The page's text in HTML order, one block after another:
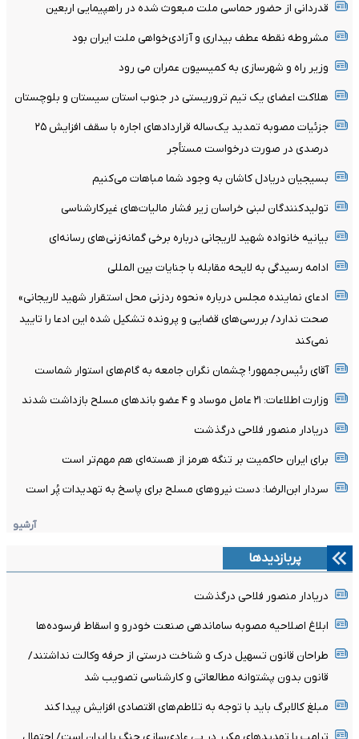
قدردانی از حضور حماسی ملت مبعوث شده در راهپیمایی اربعین
مشروطه نقطه عطف بیداری و آزادی‌خواهی ملت ایران بود
وزیر راه و شهرسازی به کمیسیون عمران می رود
هلاکت اعضای یک تیم تروریستی در جنوب استان سیستان و بلوچستان
جزئیات مصوبه تمدید یک‌ساله قرارداد‌های اجاره با سقف افزایش ۲۵
درصدی در صورت درخواست مستأجر
بسیجیان‌ دریادل‌ کاشان به‌ وجود شما مباهات می‌کنیم
تولیدکنندگان لبنی خراسان زیر فشار مالیات‌های غیرکارشناسی
بیانیه خانواده شهید لاریجانی درباره برخی گمانه‌زنی‌های رسانه‌ای
ادامه رسیدگی به لایحه مقابله با جنایات بین المللی
ادعای نماینده مجلس درباره «نحوه ردزنی محل استقرار شهید لاریجانی»
صحت ندارد/ بررسی‌های قضایی و پرونده تشکیل شده این ادعا را تایید
نمی‌کند
آقای رئیس‌جمهور! چشمان نگران جامعه به گام‌های استوار شماست
وزارت اطلاعات: ۲۱ عامل موساد و ۴ عضو باندهای مسلح بازداشت شدند
دریادار منصور فلاحی درگذشت
برای ایران حاکمیت بر تنگه هرمز از هسته‌ای هم مهم‌تر است
سردار ابن‌الرضا: دست نیروهای مسلح برای پاسخ به تهدیدات پُر است
آرشیو
پربازدیدها
دریادار منصور فلاحی درگذشت
ابلاغ اصلاحیه مصوبه ساماندهی صنعت خودرو و اسقاط فرسوده‌ها
طراحان قانون تسهیل درک و شناخت درستی از حرفه وکالت نداشتند/
قانون بدون پشتوانه مطالعاتی و کارشناسی تصویب شد
مبلغ کالابرگ باید با توجه به تلاطم‌های اقتصادی افزایش پیدا کند